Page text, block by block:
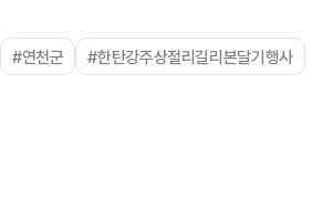
#연천군 #한탄강주상절리길리본달기행사